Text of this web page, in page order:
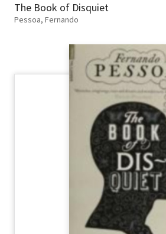
Gyermek- és ifjúsági
Hobbi, szabadidő
Tankönyv, segédkönyv
Természettudomány
The Book of Disquiet
Pessoa, Fernando